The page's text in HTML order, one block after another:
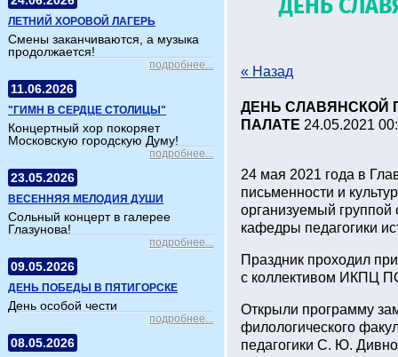
ЛЕТНИЙ ХОРОВОЙ ЛАГЕРЬ
Смены заканчиваются, а музыка
продолжается!
подробнее...
11.06.2026
"ГИМН В СЕРДЦЕ СТОЛИЦЫ"
Концертный хор покоряет
Московскую городскую Думу!
подробнее...
23.05.2026
ВЕСЕННЯЯ МЕЛОДИЯ ДУШИ
Сольный концерт в галерее
Глазунова!
подробнее...
09.05.2026
ДЕНЬ ПОБЕДЫ В ПЯТИГОРСКЕ
День особой чести
подробнее...
08.05.2026
ДЕНЬ
« Назад
ДЕНЬ СЛАВЯНСКОЙ
ПАЛАТЕ 24.05.2021
24 мая 2021 года в
письменности и
организуемый группой
кафедры педагогики
Праздник проходил
с коллективом ИКПЦ
Открыли программу
филологического
педагогики С. Ю.